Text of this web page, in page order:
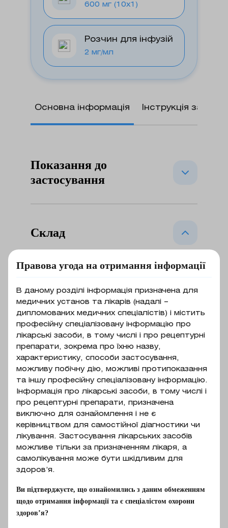
600 мг (10х1)
Розчин для інфузій
2 мг/мл
Основна інформація Інструкція
Показання до
застосування
або аеробних грампозитивних
мікроорганізмів, включаючи
інфекції, що супроводжуються
нозокоміальна пневмонія;
негоспітальна пневмонія;
ускладнені інфекції шкіри та її
структур, зокрема інфекції на тлі
діабетичної стопи без супутнього
остеомієліту, спричинені
Staphylococcus aureus
(метицилінчутливими та
метицилінрезистентними
ізолятами), Staphylococcus
pyogenes або Staphylococcus
agalactiae; неускладнені інфекції
шкіри та її структур, спричинені
Staphylococcus aureus (тільки
метицилінчутливими ізолятами)
або Staphylococcus pyogenes;
інфекції, спричинені ентерококами,
включаючи резистентні до
Склад
таблетка містить лінезоліду в
600 мг; допоміжні речовини:
целюлоза мікрокристалічна;
крохмаль кукурудзяний;
гідроксипропілцелюлоза; натрію
крохмальгліколят (тип А); магнію
стеарат; суміш для покриття
«Aquarius Preferred HSP
BPP218011», що містить
гідроксипропілметилцелюлозу,
титану діоксин (Е 171), коповідон,
полідекстрозу, поліетиленгліколь,
тригліцериди середнього ланцюга.
Фармакотерапевтична
група
Правова угода на отримання інформації
В даному розділі інформація призначена для
медичних установ та лікарів (надалі –
дипломованих медичних спеціалістів) і містить
професійну спеціалізовану інформацію про
лікарські засоби, в тому числі і про рецептурні
препарати, зокрема про їхню назву,
характеристику, способи застосування,
можливу побічну дію, можливі протипоказання
та іншу професійну спеціалізовану інформацію.
Інформація про лікарські засоби, в тому числі і
про рецептурні препарати, призначена
виключно для ознайомлення і не є
керівництвом для самостійної діагностики чи
лікування. Застосування лікарських засобів
можливе тільки за призначенням лікаря, а
самолікування може бути шкідливим для
здоров’я.
Ви підтверджуєте, що ознайомились з даним обмеженням
щодо отримання інформації та є спеціалістом охорони
здоров’я?